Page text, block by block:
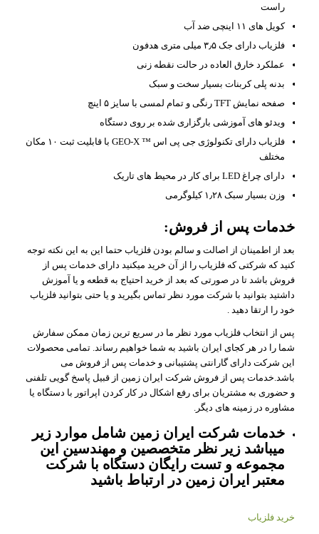
راست
کویل های ۱۱ اینچی ضد آب
فلزیاب دارای جک ۳٫۵ میلی متری هدفون
عملکرد خارق العاده در حالت نقطه زنی
بدنه پلی کربنات بسیار سخت و سبک
صفحه نمایش TFT رنگی و تمام لمسی با سایز ۵ اینچ
ویدئو های آموزشی بارگزاری شده بر روی دستگاه
فلزیاب دارای تکنولوژی جی پی اس ™ GEO-X با قابلیت ثبت ۱۰ مکان
مختلف
دارای چراغ LED برای کار در محیط های تاریک
وزن بسیار سبک ۱٫۲۸ کیلوگرمی
خدمات پس از فروش:
بعد از اطمینان از اصالت و سالم بودن فلزیاب حتما این به این نکته توجه
کنید که شرکتی که فلزیاب را از آن خرید میکنید دارای خدمات پس از
فروش باشد تا در صورتی که بعد از خرید احتیاج به قطعه و یا آموزش
داشتید بتوانید با شرکت مورد نظر تماس بگیرید و یا حتی بتوانید فلزیاب
خود را ارتقا دهید .
پس از انتخاب فلزیاب مورد نظر ما در سریع ترین زمان ممکن سفارش
شما را در هر کجای ایران باشید به شما خواهیم رساند. تمامی محصولات
این شرکت دارای گارانتی پشتیبانی و خدمات پس از فروش می
باشد.خدمات پس از فروش شرکت ایران زمین از قبیل پاسخ گویی تلفنی
و حضوری به مشتریان برای رفع اشکال در کار کردن اپراتور با دستگاه یا
مشاوره در زمینه های دیگر.
خدمات شرکت ایران زمین شامل موارد زیر
میباشد زیر نظر متخصصین و مهندسین این
مجموعه و تست رایگان دستگاه با شرکت
معتبر ایران زمین در ارتباط باشید
خرید فلزیاب